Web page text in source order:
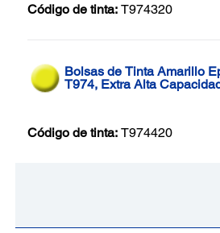
Código de tinta: T974320
Bolsas de Tinta Amarillo
T974, Extra Alta
Código de tinta: T974420